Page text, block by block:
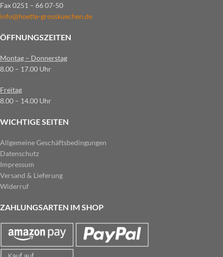
Fax 0251 – 66 07-50
info@hoette-grosskuechen.de
ÖFFNUNGSZEITEN
Montag – Donnerstag
8.00 – 17.00 Uhr
Freitag
8.00 – 14.00 Uhr
WICHTIGE SEITEN
Allgemeine Geschäftsbedingungen
Datenschutz
Impressum
Versand & Lieferung
Widerruf
ZAHLUNGSARTEN IM SHOP